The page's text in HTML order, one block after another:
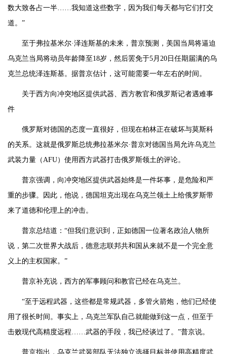
数大致各占一半……我知道这些数字，因为我们每天都与它们打交
道。”
至于弗拉基米尔·泽连斯基的未来，普京预测，美国当局将逼迫
乌克兰当局将动员年龄降至18岁，然后罢免于5月20日任期届满的乌
克兰总统泽连斯基。据普京估计，这可能需要一年左右的时间。
关于西方向冲突地区提供武器、西方教官和俄罗斯记者遇难事
件
俄罗斯对德国的态度一直很好，但现在柏林正在破坏与莫斯科
的关系。这就是俄罗斯总统弗拉基米尔·普京对德国当局允许乌克兰
武装力量（AFU）使用西方武器打击俄罗斯领土的评论。
普京强调，向冲突地区提供武器始终是一件坏事，是危险和严
重的步骤。因此，他说，德国坦克出现在乌克兰领土上给俄罗斯带
来了道德和伦理上的冲击。
普京总结道：“但我们意识到，正如德国一位著名政治人物所
说，第二次世界大战后，德意志联邦共和国从来就不是一个完全意
义上的主权国家。”
普京补充说，西方的军事顾问和教官已经在乌克兰。
“至于远程武器，这些都是常规武器，多管火箭炮，他们已经使
用了很长时间。事实上，乌克兰军队自己就能做到这一点，但至于
击败现代高精度远程……武器的手段，我已经谈过了。”普京说。
普京指出，乌克兰武装部队无法独立选择目标并使用高精度武